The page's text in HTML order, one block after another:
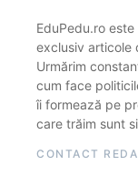
EduPedu.ro
exclusiv articole
Urmărim
cum face
îi formează pe
care trăim sunt
CONTACT